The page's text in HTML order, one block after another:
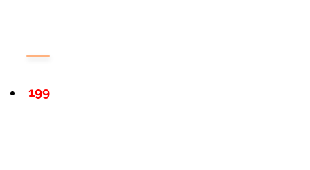
199